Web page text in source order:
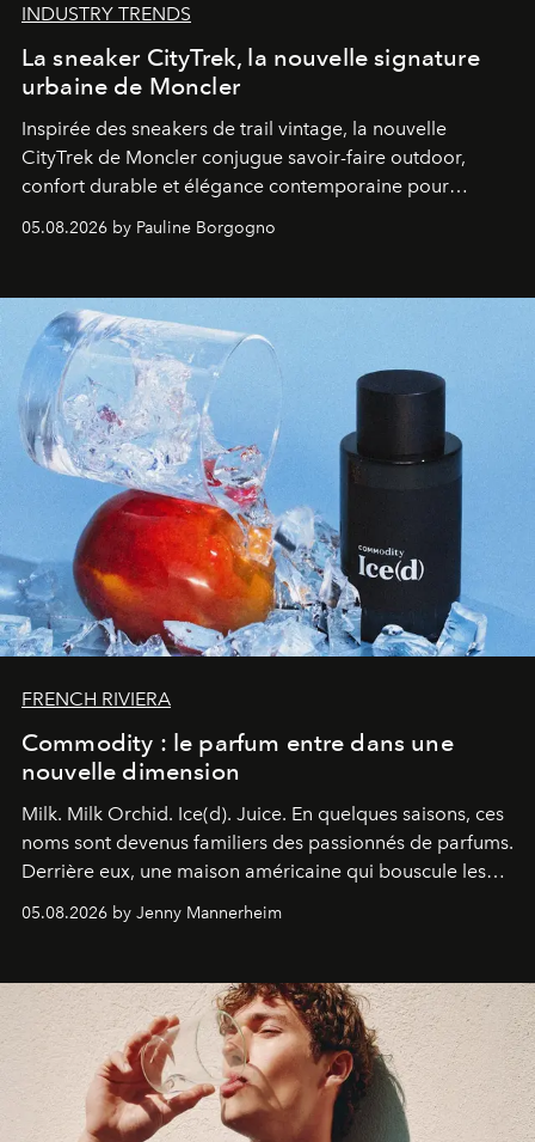
INDUSTRY TRENDS
La sneaker CityTrek, la nouvelle signature
urbaine de Moncler
Inspirée des sneakers de trail vintage, la nouvelle
CityTrek de Moncler conjugue savoir-faire outdoor,
confort durable et élégance contemporaine pour
accompagner les explorations du quotidien.
05.08.2026 by Pauline Borgogno
FRENCH RIVIERA
Commodity : le parfum entre dans une
nouvelle dimension
Milk. Milk Orchid. Ice(d). Juice. En quelques saisons, ces
noms sont devenus familiers des passionnés de parfums.
Derrière eux, une maison américaine qui bouscule les
codes de la parfumerie contemporaine en proposant
une approche aussi intuitive que personnelle :
05.08.2026 by Jenny Mannerheim